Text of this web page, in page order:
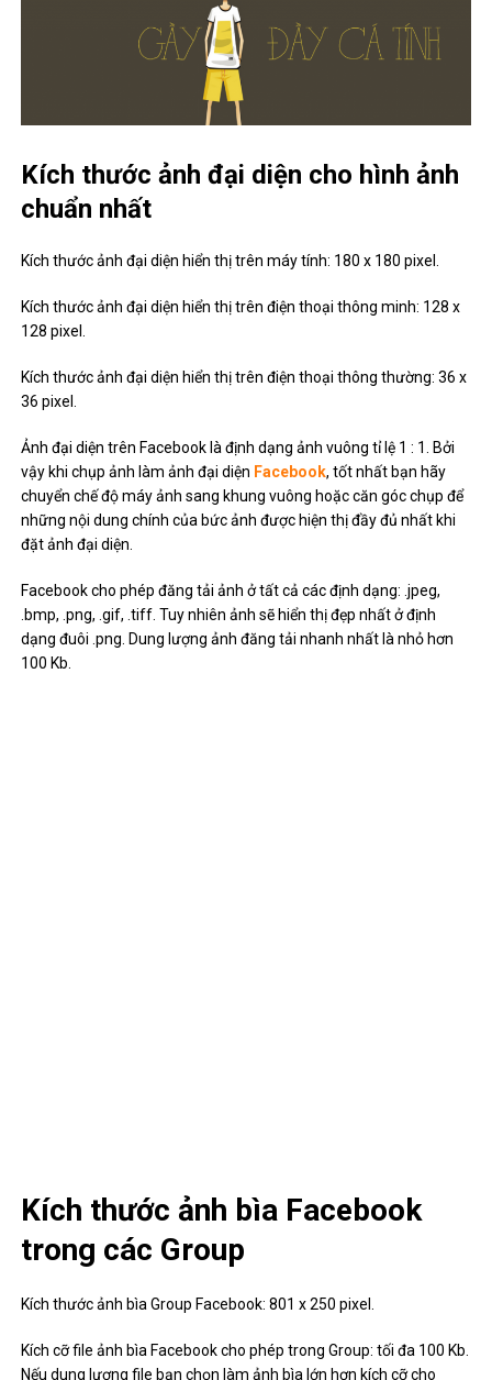
Kích thước ảnh đại diện cho hình ảnh
chuẩn nhất
Kích thước ảnh đại diện hiển thị trên máy tính: 180 x 180 pixel.
Kích thước ảnh đại diện hiển thị trên điện thoại thông minh: 128 x
128 pixel.
Kích thước ảnh đại diện hiển thị trên điện thoại thông thường: 36 x
36 pixel.
Ảnh đại diện trên Facebook là định dạng ảnh vuông tỉ lệ 1 : 1. Bởi
vậy khi chụp ảnh làm ảnh đại diện Facebook, tốt nhất bạn hãy
chuyển chế độ máy ảnh sang khung vuông hoặc căn góc chụp để
những nội dung chính của bức ảnh được hiện thị đầy đủ nhất khi
đặt ảnh đại diện.
Facebook cho phép đăng tải ảnh ở tất cả các định dạng: .jpeg,
.bmp, .png, .gif, .tiff. Tuy nhiên ảnh sẽ hiển thị đẹp nhất ở định
dạng đuôi .png. Dung lượng ảnh đăng tải nhanh nhất là nhỏ hơn
100 Kb.
Kích thước ảnh bìa Facebook
trong các Group
Kích thước ảnh bìa Group Facebook: 801 x 250 pixel.
Kích cỡ file ảnh bìa Facebook cho phép trong Group: tối đa 100 Kb.
Nếu dung lượng file bạn chọn làm ảnh bìa lớn hơn kích cỡ cho